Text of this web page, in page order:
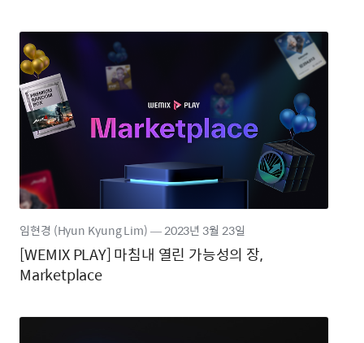
[WEMIX PLAY] 마침내 열린 가능성의 장,
Marketplace
임현경 (Hyun Kyung Lim)―2023년 3월 23일